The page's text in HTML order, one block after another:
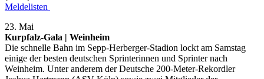
Meldelisten
23. Mai
Kurpfalz-Gala | Weinheim
Die schnelle Bahn im Sepp-Herberger-Stadion lockt am Samstag
einige der besten deutschen Sprinterinnen und Sprinter nach
Weinheim. Unter anderem der Deutsche 200-Meter-Rekordler